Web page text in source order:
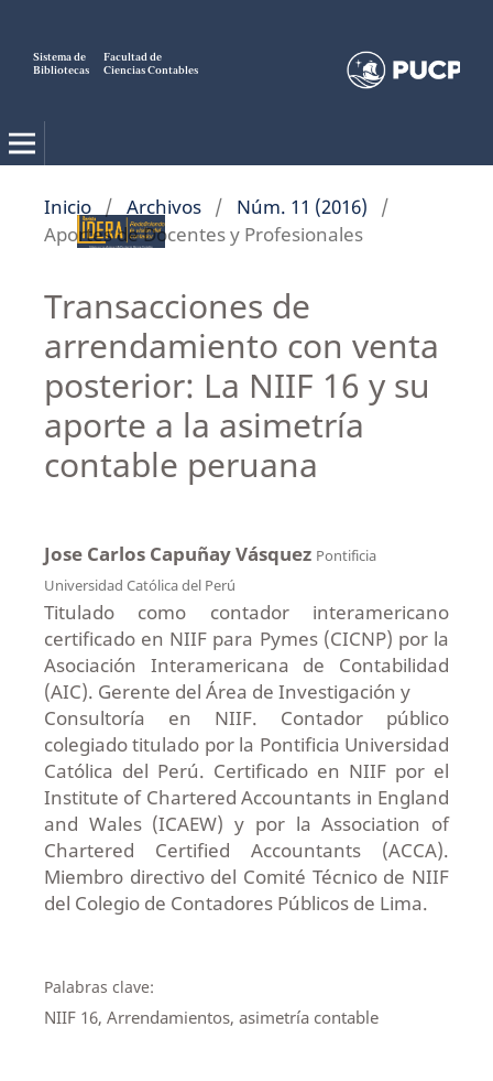
Sistema de
Bibliotecas
Facultad de
Ciencias Contables
Inicio / Archivos / Núm. 11 (2016)
/
Aportes de Docentes y Profesionales
Transacciones de
arrendamiento con venta
posterior: La NIIF 16 y su
aporte a la asimetría
contable peruana
Jose Carlos Capuñay Vásquez Pontificia
Universidad Católica del Perú
Titulado como contador interamericano
certificado en NIIF para Pymes (CICNP) por la
Asociación Interamericana de Contabilidad
(AIC). Gerente del Área de Investigación y
Consultoría en NIIF. Contador público
colegiado titulado por la Pontificia Universidad
Católica del Perú. Certificado en NIIF por el
Institute of Chartered Accountants in England
and Wales (ICAEW) y por la Association of
Chartered Certified Accountants (ACCA).
Miembro directivo del Comité Técnico de NIIF
del Colegio de Contadores Públicos de Lima.
Palabras clave:
NIIF 16, Arrendamientos, asimetría contable